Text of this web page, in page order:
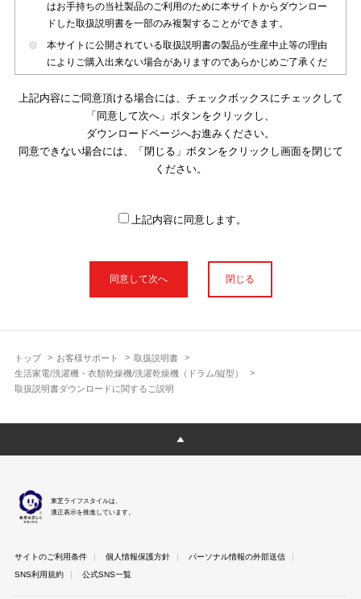
トップ お客様サポート
取扱説明書
生活家電/洗濯機・衣類乾燥機/洗濯乾燥機（ドラム/縦型）
取扱説明書ダウンロードに関するご説明
はお手持ちの当社製品のご利用のために本サイトからダウンロー
ドした取扱説明書を一部のみ複製することができます。
本サイトに公開されている取扱説明書の製品が生産中止等の理由
によりご購入出来ない場合がありますのであらかじめご了承くだ
本サイトに公開されている取扱説明書は、製品が発売された時点
のものを掲載しております。従いまして本サイトに掲載されてい
る取扱説明書の記載内容とお客さまがお持ちの製品の仕様がその
後のマイナーチェンジ等で変更になる場合がございます。本サイ
トに公開されている取扱説明書の内容とお手持ちの製品の仕様に
使用上のご注意や安全上のご注意、また測定基準や数値等は取扱
説明書が作成された時点での基準に応じた内容となっております
明書以外の印刷物が同梱されている場合がありますが、本サイト
ではそれらを全て公開しておりませんのであらかじめご了承くだ
さい。
ございますのであらかじめご了承ください。
のであらかじめご了承ください。
上記内容にご同意頂ける場合には、チェックボックスにチェックして
「同意して次へ」ボタンをクリックし、
ダウンロードページへお進みください。
同意できない場合には、「閉じる」ボタンをクリックし画面を閉じて
ください。
上記内容に同意します。
閉じる
東芝ライフスタイルは、
適正表示を推進しています。
サイトのご利用条件 個人情報保護方針
パーソナル情報の外部送信
SNS利用規約
公式SNS一覧